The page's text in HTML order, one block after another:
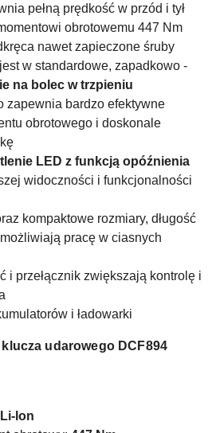
pełną prędkość w przód i tył
obrotowemu 447 Nm
nawet zapieczone śruby
w standardowe, zapadkowo -
na bolec w trzpieniu
zapewnia bardzo efektywne
obrotowego i doskonale
LED z funkcją opóźnienia
widoczności i funkcjonalności
kompaktowe rozmiary, długość
pracę w ciasnych
i przełącznik zwiększają kontrolę i
i ładowarki
udarowego DCF894
Li-lon